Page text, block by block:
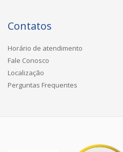
Contatos
Horário de atendimento
Fale Conosco
Localização
Perguntas Frequentes